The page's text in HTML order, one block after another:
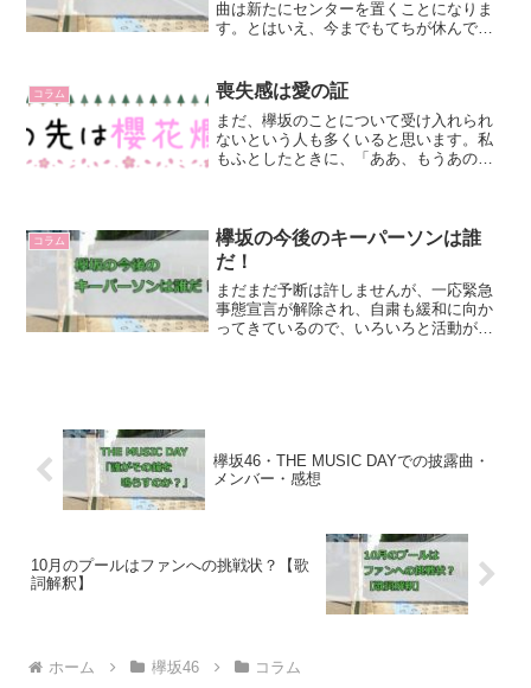
曲は新たにセンターを置くことになりま
す。とはいえ、今までもてちが休んでい
れを活かしていくことになると思われま
す。ですが、1期生が今ま...
コラム 喪失感は愛の証
まだ、欅坂のことについて受け入れられ
ないという人も多くいると思います。私
もふとしたときに、「ああ、もうあのパ
もう望んだ未来が来ないん...
コラム
欅坂の今後のキーパーソンは誰
だ！
まだまだ予断は許しませんが、一応緊急
事態宣言が解除され、自粛も緩和に向か
ってきているので、いろいろと活動が再
欅坂46・THE MUSIC DAYでの披露曲・
メンバー・感想
10月のプールはファンへの挑戦状？【歌
詞解釈】
ホーム 欅坂46 コラム